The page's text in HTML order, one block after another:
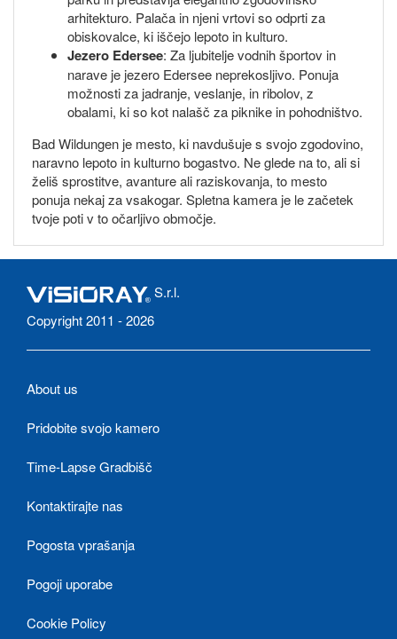
arhitekturo. Palača in njeni vrtovi so odprti za
obiskovalce, ki iščejo lepoto in kulturo.
Jezero Edersee: Za ljubitelje vodnih športov in
narave je jezero Edersee neprekosljivo. Ponuja
možnosti za jadranje, veslanje, in ribolov, z
obalami, ki so kot nalašč za piknike in pohodništvo.
Bad Wildungen je mesto, ki navdušuje s svojo zgodovino,
naravno lepoto in kulturno bogastvo. Ne glede na to, ali si
želiš sprostitve, avanture ali raziskovanja, to mesto
ponuja nekaj za vsakogar. Spletna kamera je le začetek
tvoje poti v to očarljivo območje.
S.r.l.
Copyright 2011 - 2026
About us
Pridobite svojo kamero
Time-Lapse Gradbišč
Kontaktirajte nas
Pogosta vprašanja
Pogoji uporabe
Cookie Policy